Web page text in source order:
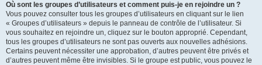
Où sont les groupes d’utilisateurs et comment puis-je en rejoindre un ?
Vous pouvez consulter tous les groupes d’utilisateurs en cliquant sur le lien
« Groupes d’utilisateurs » depuis le panneau de contrôle de l’utilisateur. Si
vous souhaitez en rejoindre un, cliquez sur le bouton approprié. Cependant,
tous les groupes d’utilisateurs ne sont pas ouverts aux nouvelles adhésions.
Certains peuvent nécessiter une approbation, d’autres peuvent être privés et
d’autres peuvent même être invisibles. Si le groupe est public, vous pouvez le